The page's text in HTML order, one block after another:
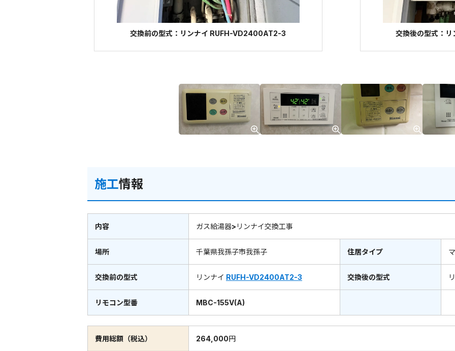
交換前の型式：リンナイ RUFH-VD2400AT2-3 交換後の型式：
施工情報
内容 ガス給湯器>リンナイ交換工事
場所 千葉県我孫子市我孫子 住居タイプ
交換前の型式 リンナイ RUFH-VD2400AT2-3 交換後の型式
リモコン型番 MBC-155V(A)
費用総額（税込） 264,000円